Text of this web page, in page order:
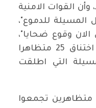
القوات الامنية
المسيلة للدموع"،
وقوع ضحايا"،
فيما جرى الحديث لاحقاً عن اختناق 25 متظاهرا
التي اطلقت
متظاهرين تجمعوا